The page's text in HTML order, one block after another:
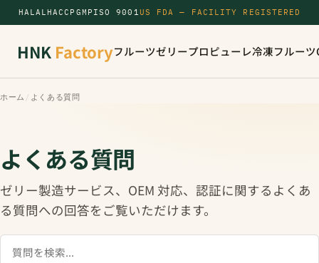
HALALHACCP GMP ISO 9001US FDA — FACILITY REGISTERED
HNK Factoryフルーツゼリープロピューレ冷凍フルーツ
ホーム / よくある質問
よくある質問
ゼリー製造サービス、OEM 対応、認証に関するよくあ
る質問への回答をご覧いただけます。